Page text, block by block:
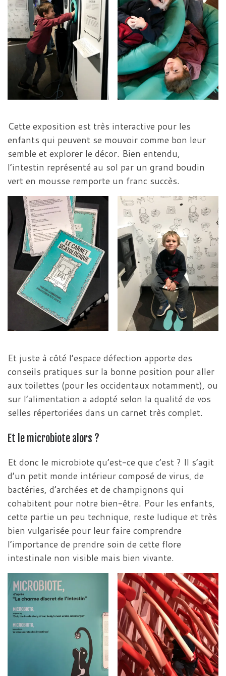
Cette exposition est très interactive pour les
enfants qui peuvent se mouvoir comme bon leur
semble et explorer le décor. Bien entendu,
l’intestin représenté au sol par un grand boudin
vert en mousse remporte un franc succès.
Et juste à côté l’espace défection apporte des
conseils pratiques sur la bonne position pour aller
aux toilettes (pour les occidentaux notamment), ou
sur l’alimentation a adopté selon la qualité de vos
selles répertoriées dans un carnet très complet.
Et le microbiote alors ?
Et donc le microbiote qu’est-ce que c’est ? Il s’agit
d’un petit monde intérieur composé de virus, de
bactéries, d’archées et de champignons qui
cohabitent pour notre bien-être. Pour les enfants,
cette partie un peu technique, reste ludique et très
bien vulgarisée pour leur faire comprendre
l’importance de prendre soin de cette flore
intestinale non visible mais bien vivante.